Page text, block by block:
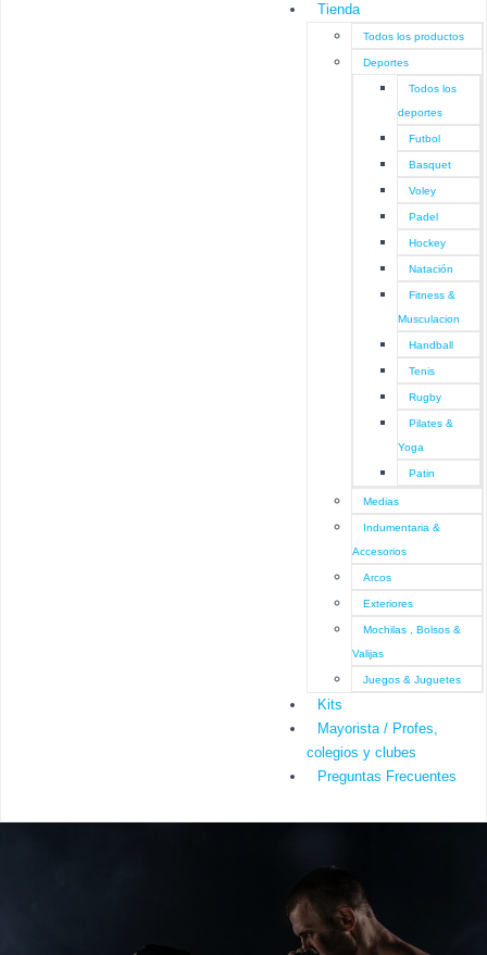
Tienda
Todos los productos
Deportes
Todos los
deportes
Futbol
Basquet
Voley
Padel
Hockey
Natación
Fitness &
Musculacion
Handball
Tenis
Rugby
Pilates &
Yoga
Patin
Medias
Indumentaria &
Accesorios
Arcos
Exteriores
Mochilas , Bolsos &
Valijas
Juegos & Juguetes
Kits
Mayorista / Profes,
colegios y clubes
Preguntas Frecuentes